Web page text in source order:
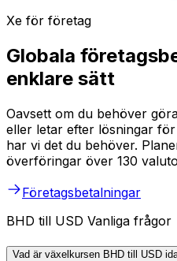
Xe för företag
Globala
enklare sätt
Oavsett om du behöver
eller letar efter lösningar
har vi det du behöver.
överföringar över 130
Företagsbetalningar
BHD till USD Vanliga frågor
Vad är växelkursen BHD till USD